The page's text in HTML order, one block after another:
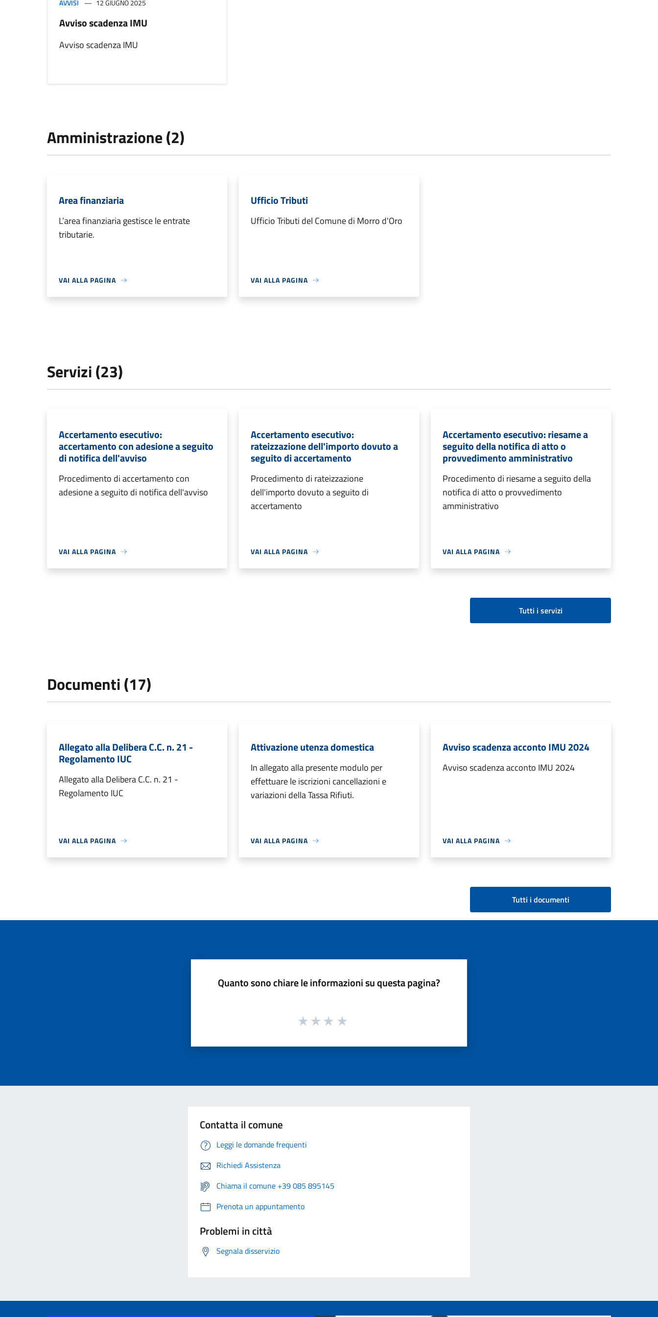
AVVISI 12 GIUGNO 2025
Avviso scadenza IMU
Avviso scadenza IMU
Amministrazione (2)
Area finanziaria
L’area finanziaria gestisce le entrate
tributarie.
VAI ALLA PAGINA
Ufficio Tributi
Ufficio Tributi del Comune di Morro d'Oro
VAI ALLA PAGINA
Servizi (23)
Accertamento esecutivo:
accertamento con adesione a seguito
di notifica dell'avviso
Procedimento di accertamento con
adesione a seguito di notifica dell'avviso
VAI ALLA PAGINA
Accertamento esecutivo:
rateizzazione dell'importo dovuto a
seguito di accertamento
Procedimento di rateizzazione
dell'importo dovuto a seguito di
accertamento
VAI ALLA PAGINA
Accertamento esecutivo: riesame a
seguito della notifica di atto o
provvedimento amministrativo
Procedimento di riesame a seguito della
notifica di atto o provvedimento
amministrativo
VAI ALLA PAGINA
Tutti i servizi
Documenti (17)
Allegato alla Delibera C.C. n. 21 -
Regolamento IUC
Allegato alla Delibera C.C. n. 21 -
Regolamento IUC
VAI ALLA PAGINA
Attivazione utenza domestica
In allegato alla presente modulo per
effettuare le iscrizioni cancellazioni e
variazioni della Tassa Rifiuti.
VAI ALLA PAGINA
Avviso scadenza acconto IMU 2024
Avviso scadenza acconto IMU 2024
VAI ALLA PAGINA
Tutti i documenti
Quanto sono chiare le informazioni su questa pagina?
Contatta il comune
Leggi le domande frequenti
Richiedi Assistenza
Chiama il comune +39 085 895145
Prenota un appuntamento
Problemi in città
Segnala disservizio